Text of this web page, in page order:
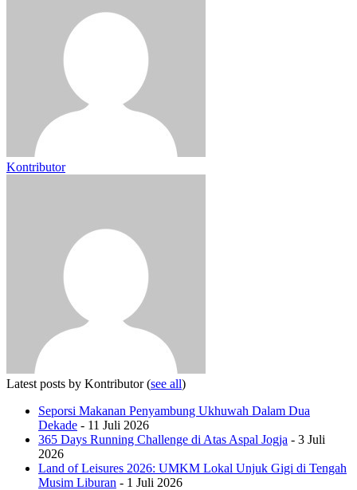
Kontributor
Latest posts by Kontributor(see all)
Seporsi Makanan Penyambung Ukhuwah Dalam Dua
Dekade - 11 Juli 2026
365 Days Running Challenge di Atas Aspal Jogja - 3 Juli
2026
Land of Leisures 2026: UMKM Lokal Unjuk Gigi di Tengah
Musim Liburan - 1 Juli 2026